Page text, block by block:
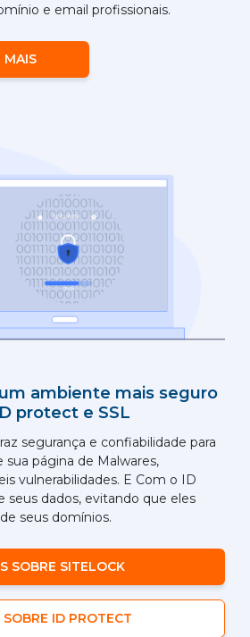
e email profissionais.
MAIS
ambiente mais seguro
protect e SSL
segurança e confiabilidade para
página de Malwares,
vulnerabilidades. E Com o ID
seus dados, evitando que eles
seus domínios.
SOBRE SITELOCK
SOBRE ID PROTECT